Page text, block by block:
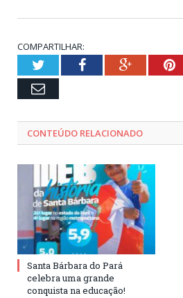
COMPARTILHAR:
TwitterFacebookGoogle+
Email
CONTEÚDO RELACIONADO
Santa Bárbara do Pará
celebra uma grande
conquista na educação!